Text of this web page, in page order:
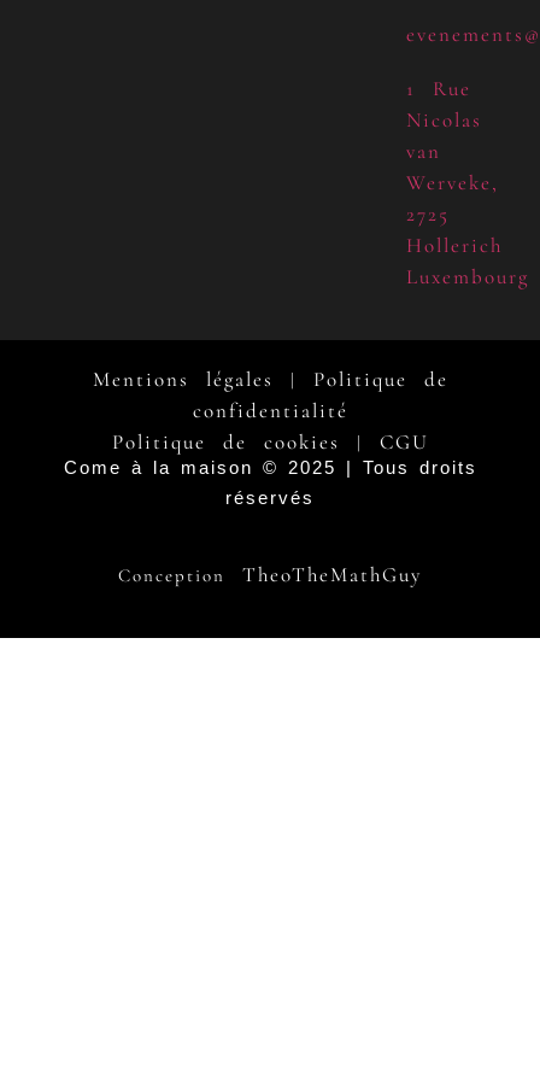
1 Rue
Nicolas
van
Werveke,
2725
Hollerich
Luxembourg
Mentions légales | Politique de
confidentialité
Politique de cookies
| CGU
Come à la maison © 2025 | Tous droits
réservés
Conception TheoTheMathGuy